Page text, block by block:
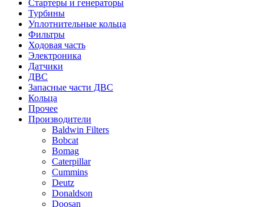
Стартеры и генераторы
Турбины
Уплотнительные кольца
Фильтры
Ходовая часть
Электроника
Датчики
ДВС
Запасные части ДВС
Кольца
Прочее
Производители
Baldwin Filters
Bobcat
Bomag
Caterpillar
Cummins
Deutz
Donaldson
Doosan